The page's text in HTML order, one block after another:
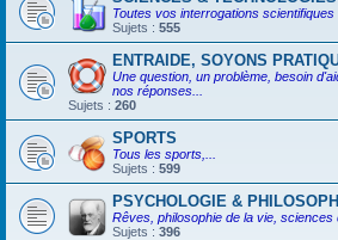
Toutes vos interrogations scientifiques
Sujets : 555
ENTRAIDE, SOYONS
Une question, un problème, besoin
nos réponses...
Sujets : 260
SPORTS
Tous les sports,...
Sujets : 599
PSYCHOLOGIE &
Rêves, philosophie de la vie, sciences
Sujets : 396